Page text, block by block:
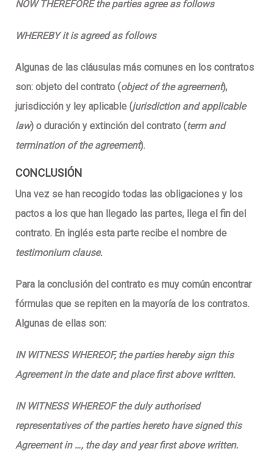
NOW THEREFORE the parties agree as follows
WHEREBY it is agreed as follows
Algunas de las cláusulas más comunes en los contratos
son: objeto del contrato (object of the agreement),
jurisdicción y ley aplicable (jurisdiction and applicable
law) o duración y extinción del contrato (term and
termination of the agreement).
CONCLUSIÓN
Una vez se han recogido todas las obligaciones y los
pactos a los que han llegado las partes, llega el fin del
contrato. En inglés esta parte recibe el nombre de
testimonium clause.
Para la conclusión del contrato es muy común encontrar
fórmulas que se repiten en la mayoría de los contratos.
Algunas de ellas son:
IN WITNESS WHEREOF, the parties hereby sign this
Agreement in the date and place first above written.
IN WITNESS WHEREOF the duly authorised
representatives of the parties hereto have signed this
Agreement in …, the day and year first above written.